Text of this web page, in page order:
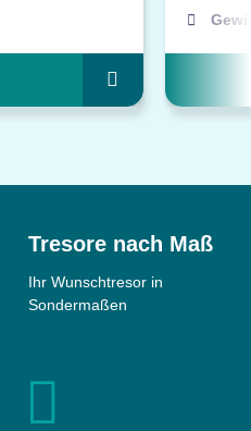
Tresore nach Maß
Ihr Wunschtresor in
Sondermaßen